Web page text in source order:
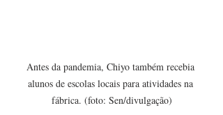
Antes da pandemia, Chiyo também recebia
alunos de escolas locais para atividades na
fábrica. (foto: Sen/divulgação)